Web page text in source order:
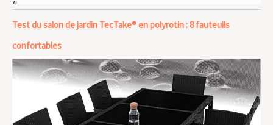
Test du salon de jardin TecTake® en polyrotin : 8 fauteuils
confortables